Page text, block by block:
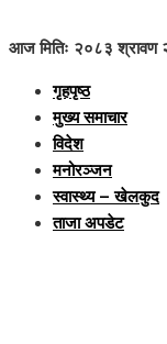
आज मितिः २०८३ श्रावण
गृहपृष्ठ
मुख्य समाचार
विदेश
मनोरञ्जन
स्वास्थ्य – खेलकुद
ताजा अपडेट